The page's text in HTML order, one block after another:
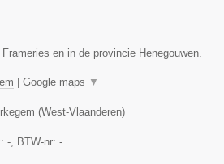
en in de provincie Henegouwen.
Google maps ▼
(West-Vlaanderen)
-, BTW-nr: -